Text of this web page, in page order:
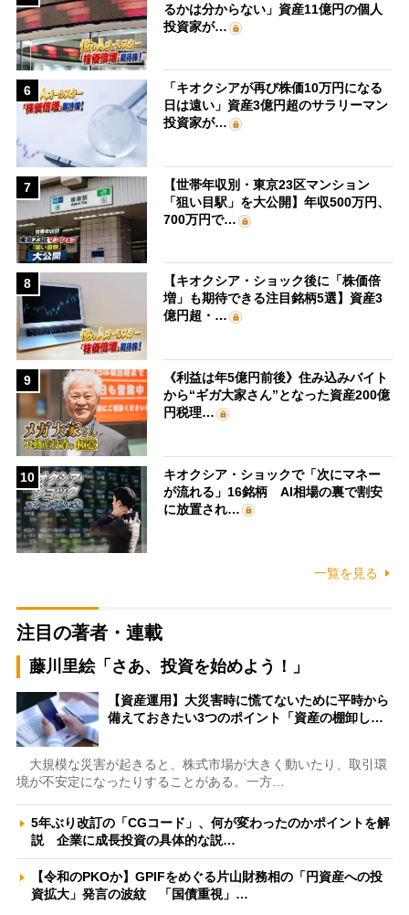
るかは分からない」資産11億円の個人
投資家が…
6
「キオクシアが再び株価10万円になる
日は遠い」資産3億円超のサラリーマン
投資家が…
7
【世帯年収別・東京23区マンション
「狙い目駅」を大公開】年収500万円、
700万円で…
8
【キオクシア・ショック後に「株価倍
増」も期待できる注目銘柄5選】資産3
億円超・…
9
《利益は年5億円前後》住み込みバイト
から“ギガ大家さん”となった資産200億
円税理…
10
キオクシア・ショックで「次にマネー
が流れる」16銘柄 AI相場の裏で割安
に放置され…
一覧を見る
注目の著者・連載
藤川里絵「さあ、投資を始めよう！」
【資産運用】大災害時に慌てないために平時から
備えておきたい3つのポイント「資産の棚卸し…
大規模な災害が起きると、株式市場が大きく動いたり、取引環
境が不安定になったりすることがある。一方…
5年ぶり改訂の「CGコード」、何が変わったのかポイントを解
説 企業に成長投資の具体的な説…
【令和のPKOか】GPIFをめぐる片山財務相の「円資産への投
資拡大」発言の波紋 「国債重視」…